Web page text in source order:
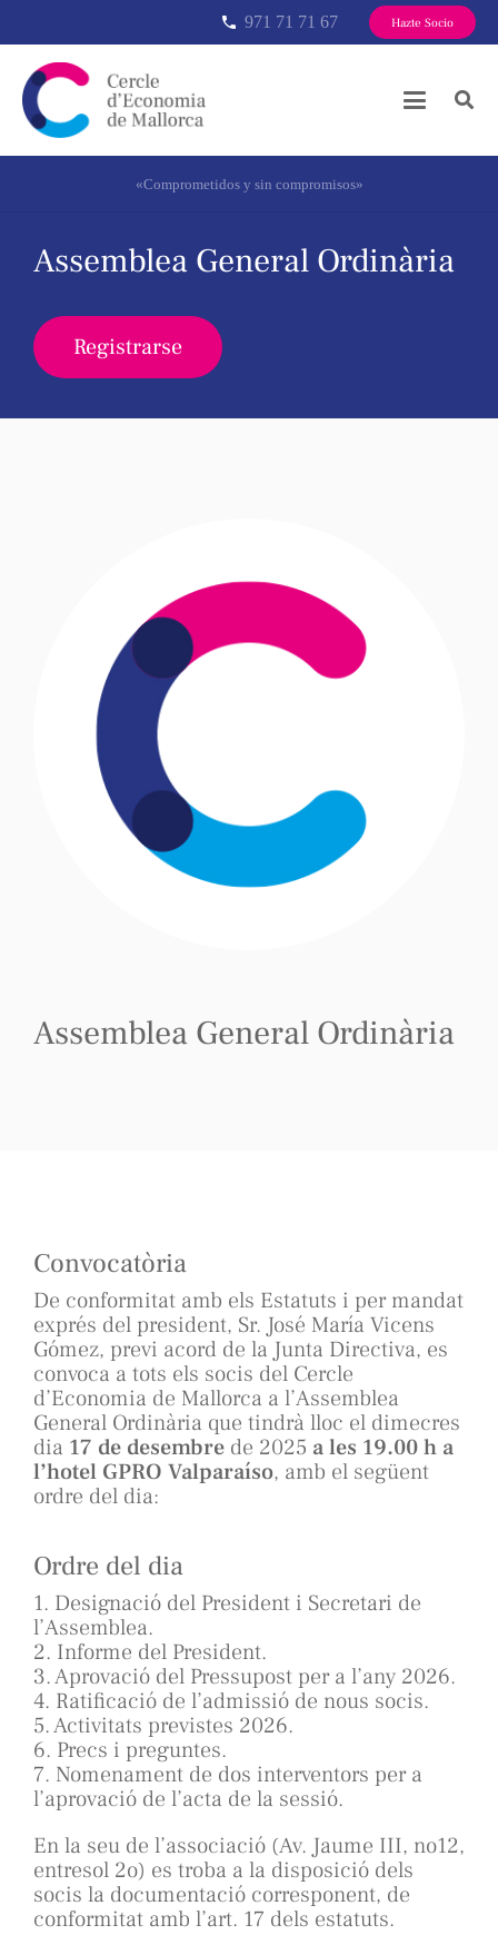
phone 971 71 71 67 Hazte Socio
«Comprometidos y sin compromisos»
Assemblea General Ordinària
Registrarse
Assemblea General Ordinària
Convocatòria
De conformitat amb els Estatuts i per mandat
exprés del president, Sr. José María Vicens
Gómez, previ acord de la Junta Directiva, es
convoca a tots els socis del Cercle
d’Economia de Mallorca a l’Assemblea
General Ordinària que tindrà lloc el dimecres
dia 17 de desembre de 2025 a les 19.00 h a
l’hotel GPRO Valparaíso, amb el següent
ordre del dia:
Ordre del dia
1. Designació del President i Secretari de
l’Assemblea.
2. Informe del President.
3. Aprovació del Pressupost per a l’any 2026.
4. Ratificació de l’admissió de nous socis.
5. Activitats previstes 2026.
6. Precs i preguntes.
7. Nomenament de dos interventors per a
l’aprovació de l’acta de la sessió.
En la seu de l’associació (Av. Jaume III, no12,
entresol 2o) es troba a la disposició dels
socis la documentació corresponent, de
conformitat amb l’art. 17 dels estatuts.